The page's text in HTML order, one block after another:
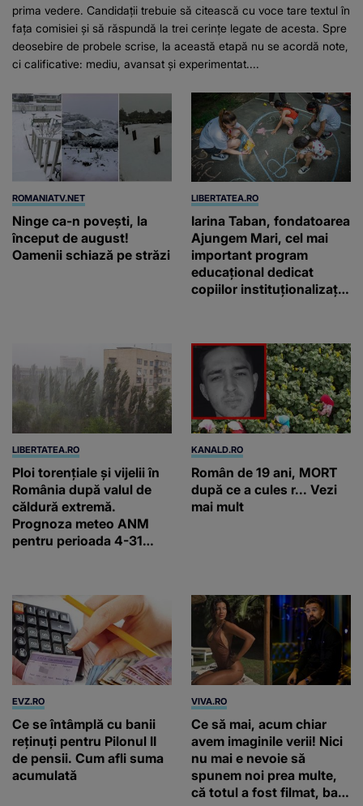
prima vedere. Candidații trebuie să citească cu voce tare textul în
fața comisiei și să răspundă la trei cerințe legate de acesta. Spre
deosebire de probele scrise, la această etapă nu se acordă note,
ci calificative: mediu, avansat și experimentat....
ROMANIATV.NET
Ninge ca-n povești, la
început de august!
Oamenii schiază pe străzi
LIBERTATEA.RO
Iarina Taban, fondatoarea
Ajungem Mari, cel mai
important program
educațional dedicat
copiilor instituționalizați
printr-un gest
spectaculos, ci prin
faptul că revin”
LIBERTATEA.RO
Ploi torențiale și vijelii în
România după valul de
căldură extremă.
Prognoza meteo ANM
pentru perioada 4-31
KANALD.RO
Român de 19 ani, MORT
după ce a cules r... Vezi
mai mult
EVZ.RO
Ce se întâmplă cu banii
reținuți pentru Pilonul II
de pensii. Cum afli suma
acumulată
VIVA.RO
Ce să mai, acum chiar
avem imaginile verii! Nici
nu mai e nevoie să
spunem noi prea multe,
că totul a fost filmat, ba